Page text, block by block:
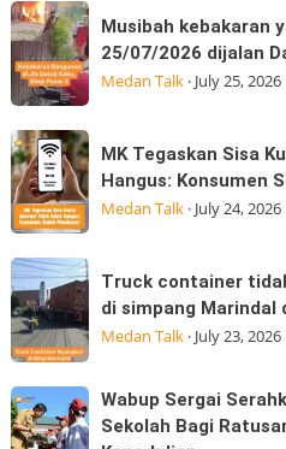
dan
Moto
GP
Edition
hadir
Musibah
kebakaran
yabg
tarjadi
sore
hari
ini
25/07/2026
Datuk
Kabu,
Pasar
Musibah kebakaran
25/07/2026 dijalan
Medan Talk· July 25, 2026
MK
Tegaskan
Sisa
Kuota
Internet
Tidak
Boleh
Hangus:
Sudah
Membayar
MK Tegaskan Sisa
Hangus: Konsumen
Medan Talk· July 24, 2026
Truck
container
tidak
tarik
pada
saat
Truck container
di simpang
Medan Talk· July 23, 2026
Wabup
Sergai
Wabup Sergai
Sekolah Bagi